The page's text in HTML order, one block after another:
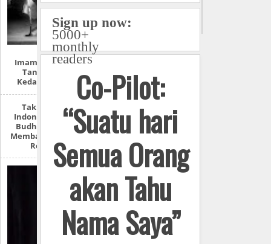
Imam Mahdi Dan
Tanda-Tanda
Kedatangannya
Takut Seperti
Indonesia, Alasan
Budha Myanmar
Membantai Muslim
Rohingya
Sign up now:
5000+
monthly
readers
Co-Pilot:
“Suatu hari
Semua Orang
akan Tahu
Nama Saya”